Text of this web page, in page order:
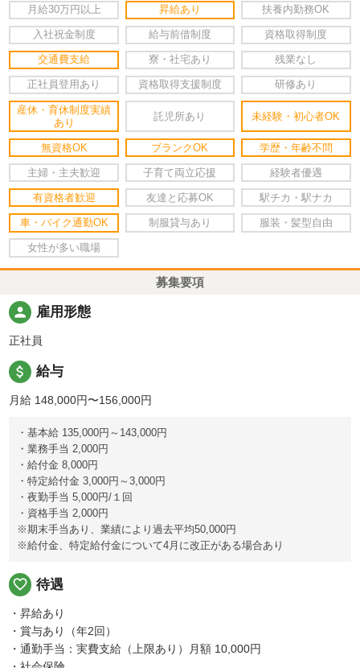
月給30万円以上 昇給あり 扶養内勤務OK
入社祝金制度 給与前借制度 資格取得制度
交通費支給 寮・社宅あり 残業なし
正社員登用あり 資格取得支援制度 研修あり
産休・育休制度実績
あり
託児所あり 未経験・初心者OK
無資格OK ブランクOK 学歴・年齢不問
主婦・主夫歓迎 子育て両立応援 経験者優遇
有資格者歓迎 友達と応募OK 駅チカ・駅ナカ
車・バイク通勤OK 制服貸与あり 服装・髪型自由
女性が多い職場
募集要項
person 雇用形態
正社員
attach_money 給与
月給 148,000円〜156,000円
・基本給 135,000円～143,000円
・業務手当 2,000円
・給付金 8,000円
・特定給付金 3,000円～3,000円
・夜勤手当 5,000円/１回
・資格手当 2,000円
※期末手当あり、業績により過去平均50,000円
※給付金、特定給付金について4月に改正がある場合あり
favorite_border 待遇
・昇給あり
・賞与あり（年2回）
・通勤手当：実費支給（上限あり）月額 10,000円